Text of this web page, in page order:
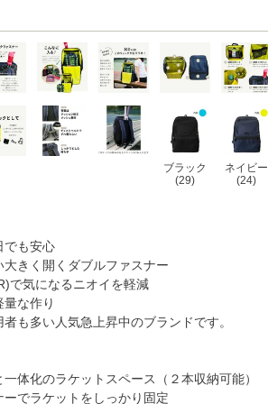
ブラック
(29)
ネイビー
(24)
でも安心
大きく開くダブルファスナー
で気になるニオイを軽減
量な作り
も多い人気急上昇中のブランドです。
一体化のラケットスペース（２本収納可能）
でラケットをしっかり固定